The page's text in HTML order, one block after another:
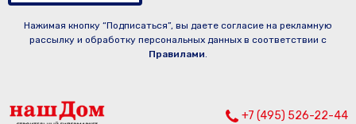
Нажимая кнопку “Подписаться”, вы даете согласие на рекламную
рассылку и обработку персональных данных в соответствии с
Правилами.
+7 (495) 526-22-44